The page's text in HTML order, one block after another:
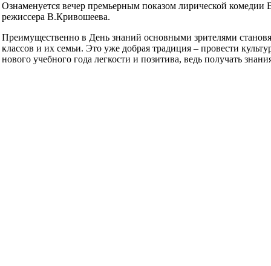
Ознаменуется вечер премьерным показом лирической
режиссера В.Кривошеева.
Преимущественно в День знаний основными зрителями
классов и их семьи. Это уже добрая традиция – провести
нового учебного года легкости и позитива, ведь получать